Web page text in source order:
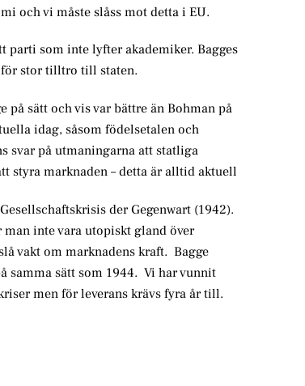
och vi måste slåss mot detta i EU.
parti som inte lyfter akademiker. Bagges
stor tilltro till staten.
på sätt och vis var bättre än Bohman på
idag, såsom födelsetalen och
svar på utmaningarna att statliga
styra marknaden – detta är alltid aktuell
der Gegenwart (1942).
man inte vara utopiskt gland över
vakt om marknadens kraft. Bagge
samma sätt som 1944. Vi har vunnit
men för leverans krävs fyra år till.